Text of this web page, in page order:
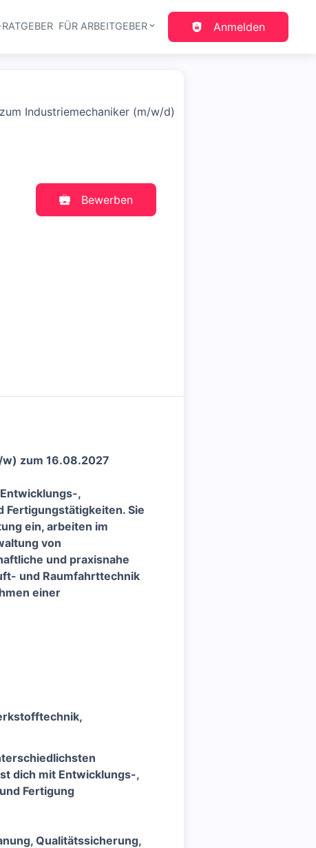
FÜR ARBEITGEBER Anmelden
Industriemechaniker (m/w/d)
Bewerben
w) zum 16.08.2027
,
Fertigungstätigkeiten. Sie
ein, arbeiten im
von
und praxisnahe
und Raumfahrttechnik
einer
dich mit Entwicklungs-,
Fertigung
Qualitätssicherung,